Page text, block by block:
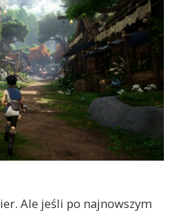
Ale jeśli po najnowszym